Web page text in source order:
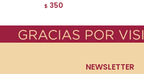
$ 350
NEWSLETTER